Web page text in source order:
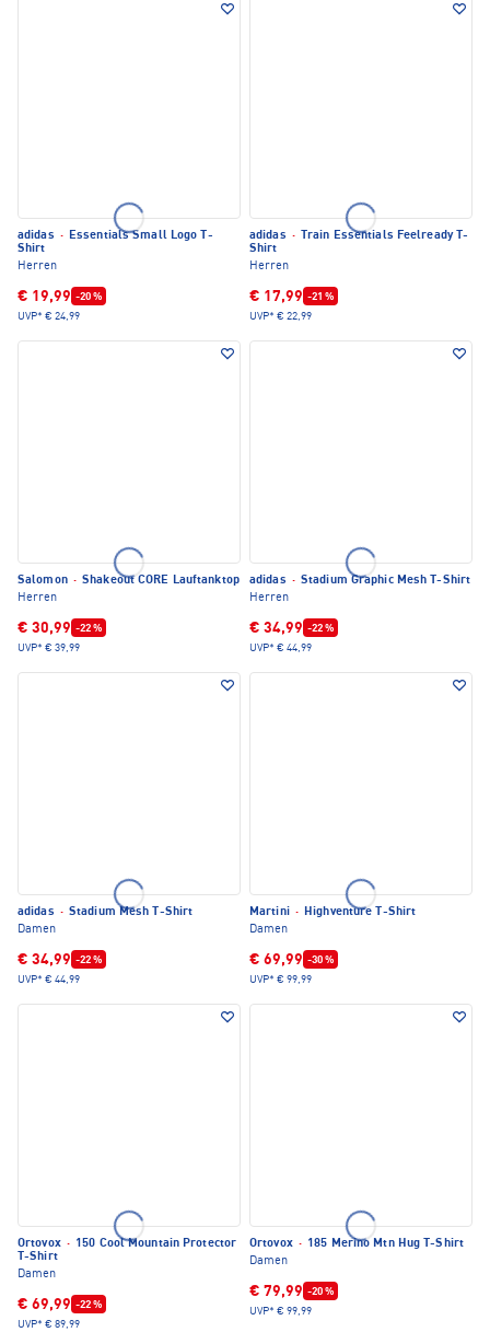
adidas · Essentials Small Logo T-
Shirt
Herren
€ 19,99 -20 %
UVP* € 24,99
adidas ·
Train Essentials Feelready T-
Shirt
Herren
€ 17,99 -21 %
UVP* € 22,99
Salomon · Shakeout CORE Lauftanktop
Herren
€ 30,99 -22 %
UVP* € 39,99
adidas · Stadium Graphic Mesh T-Shirt
Herren
€ 34,99 -22 %
UVP* € 44,99
adidas · Stadium Mesh T-Shirt
Damen
€ 34,99 -22 %
UVP* € 44,99
Martini · Highventure T-Shirt
Damen
€ 69,99 -30 %
UVP* € 99,99
Ortovox · 150 Cool Mountain Protector
T-Shirt
Damen
€ 69,99 -22 %
UVP* € 89,99
Ortovox · 185 Merino Mtn Hug T-Shirt
Damen
€ 79,99 -20 %
UVP* € 99,99